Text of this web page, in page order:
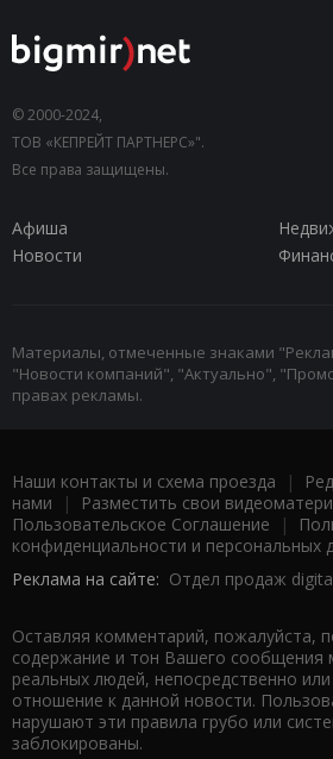
© 2000-2024,
ТОВ «КЕПРЕЙТ ПАРТНЕРС»".
Все права защищены.
Афиша
Новости
Материалы, отмеченные знаками
"Новости компаний", "Актуально",
правах рекламы.
Наши контакты и схема проезда |
нами | Разместить свои
Пользовательское Соглашение |
конфиденциальности и персональных
Реклама на сайте: Отдел продаж
Оставляя комментарий, пожалуйста,
содержание и тон Вашего сообщения
реальных людей, непосредственно
отношение к данной новости.
нарушают эти правила грубо или
заблокированы.